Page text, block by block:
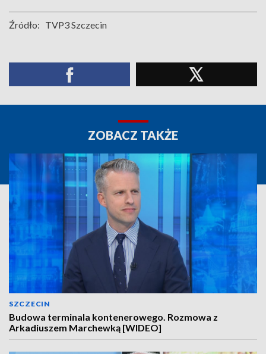
Źródło: TVP3 Szczecin
ZOBACZ TAKŻE
SZCZECIN
Budowa terminala kontenerowego. Rozmowa z
Arkadiuszem Marchewką [WIDEO]